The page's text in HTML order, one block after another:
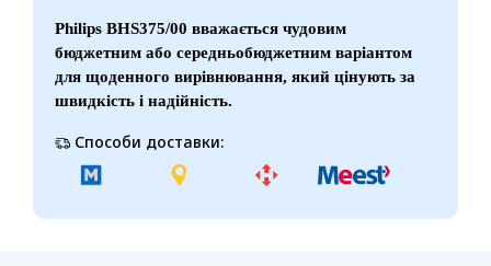
Philips BHS375/00 вважається чудовим
бюджетним або середньобюджетним варіантом
для щоденного вирівнювання, який цінують за
швидкість і надійність.
Способи доставки: